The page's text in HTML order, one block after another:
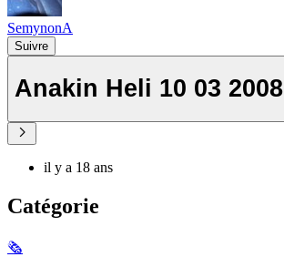
SemynonA
Suivre
Anakin Heli 10 03 2008
il y a 18 ans
Catégorie
🗞